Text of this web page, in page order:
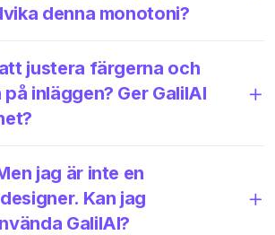
denna monotoni?
justera färgerna och
inläggen? Ger GalilAI
jag är inte en
Kan jag
GalilAI?